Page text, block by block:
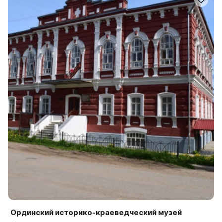
Ординский историко-краеведческий музей